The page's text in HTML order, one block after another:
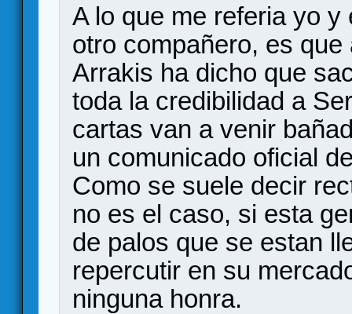
A lo que me referia yo
otro compañero, es
Arrakis ha dicho que
toda la credibilidad a
cartas van a venir
un comunicado oficial
Como se suele decir
no es el caso, si esta
de palos que se estan
repercutir en su
ninguna honra.